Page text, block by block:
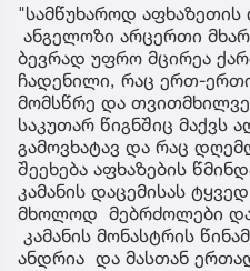
"სამწუხაროდ
ანგელოზი არცერთი
ბევრად უფრო მცირეა
ჩადენილი, რაც ერთ-
მომსწრე და
საკუთარ წიგნშიც მაქვს
გამოვხატავ და რაც
შეეხება აფხაზების
კამანის დაცემისას
მხოლოდ მებრძოლები
კამანის მონასტრის
ანდრია და მასთან